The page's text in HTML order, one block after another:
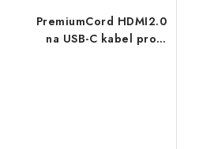
PremiumCord HDMI2.0
na USB-C kabel pro